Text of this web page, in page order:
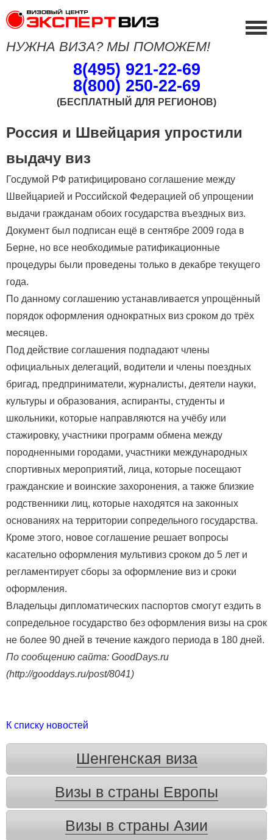
НУЖНА ВИЗА? МЫ ПОМОЖЕМ!
8(495) 921-22-69
8(800) 250-22-69
(БЕСПЛАТНЫЙ ДЛЯ РЕГИОНОВ)
Россия и Швейцария упростили
выдачу виз
Госдумой РФ ратифицировано соглашение между
Швейцарией и Российской Федерацией об упрощении
выдачи гражданам обоих государства въездных виз.
Документ был подписан ещё в сентябре 2009 года в
Берне, но все необходимые ратификационные
процедуры были проведены только в декабре текущего
года.
По данному соглашению устанавливается упрощённый
порядок оформления однократных виз сроком до трёх
месяцев.
Под действие соглашения подпадают члены
официальных делегаций, водители и члены поездных
бригад, предприниматели, журналисты, деятели науки,
культуры и образования, аспиранты, студенты и
школьники, которые направляются на учёбу или
стажировку, участники программ обмена между
породненными городами, участники международных
спортивных мероприятий, лица, которые посещают
гражданские и воинские захоронения, а также близкие
родственники лиц, которые находятся на законных
основаниях на территории сопредельного государства.
Кроме этого, новое соглашение решает вопросы
касательно оформления мультивиз сроком до 5 лет и
регламентирует сборы за оформление виз и сроки
оформления.
Владельцы дипломатических паспортов смогут ездить в
сопредельное государство без оформления визы на срок
не более 90 дней в течение каждого периода в 180 дней.
По сообщению сайта: GoodDays.ru
(http://gooddays.ru/post/8041)
К списку новостей
Шенгенская виза
Визы в страны Европы
Визы в страны Азии